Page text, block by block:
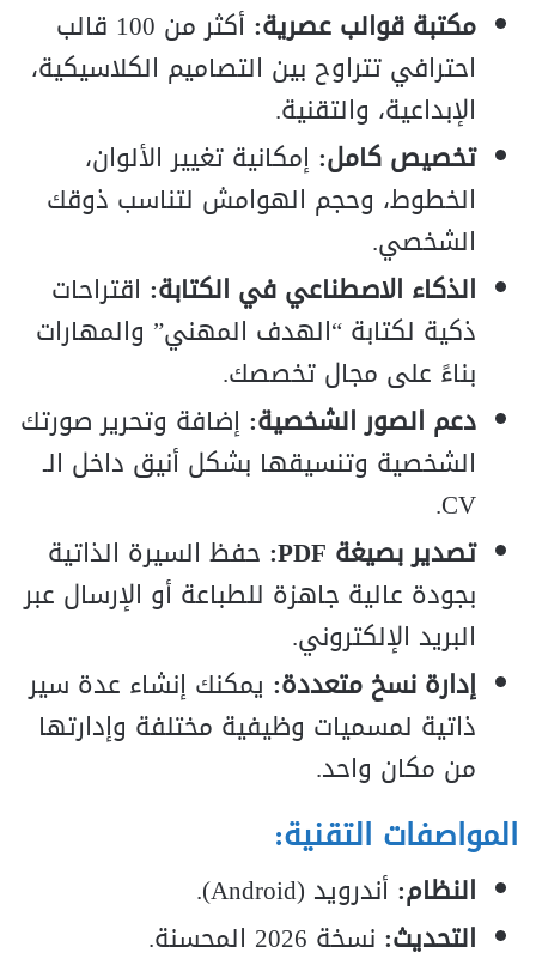
مكتبة قوالب عصرية:
أكثر من 100 قالب
احترافي تتراوح بين التصاميم الكلاسيكية،
الإبداعية، والتقنية.
تخصيص كامل: إمكانية تغيير الألوان،
الخطوط، وحجم الهوامش لتناسب ذوقك
الشخصي.
الذكاء الاصطناعي في الكتابة: اقتراحات
ذكية لكتابة “الهدف المهني” والمهارات
بناءً على مجال تخصصك.
دعم الصور الشخصية: إضافة وتحرير صورتك
الشخصية وتنسيقها بشكل أنيق داخل الـ
CV.
تصدير بصيغة PDF:
حفظ السيرة الذاتية
بجودة عالية جاهزة للطباعة أو الإرسال عبر
البريد الإلكتروني.
إدارة نسخ متعددة: يمكنك إنشاء عدة سير
ذاتية لمسميات وظيفية مختلفة وإدارتها
من مكان واحد.
المواصفات التقنية:
النظام: أندرويد (Android).
التحديث: نسخة 2026 المحسنة.